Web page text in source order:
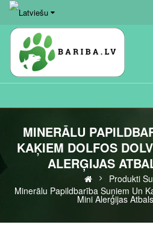
MINERĀLU
KAĶIEM DOLFOS
ALERĢIJAS
Produkti
Minerālu Papildbarība Suņiem Un
Mini Alerģijas